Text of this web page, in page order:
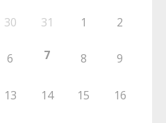
30 31 1 2
6 7 8 9
13 14 15 16